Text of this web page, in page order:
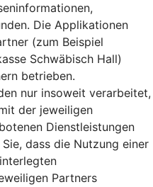
Die Applikationen
(zum Beispiel
Schwäbisch Hall)
betrieben.
nur insoweit verarbeitet,
der jeweiligen
Dienstleistungen
dass die Nutzung einer
Partners